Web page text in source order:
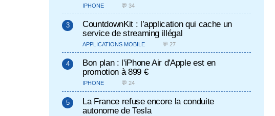
IPHONE 💬 34
CountdownKit : l’application qui cache un
service de streaming illégal
APPLICATIONS MOBILE 💬 27
Bon plan : l'iPhone Air d'Apple est en
promotion à 899 €
IPHONE 💬 24
La France refuse encore la conduite
autonome de Tesla